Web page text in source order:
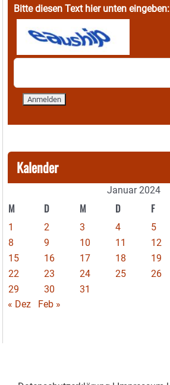
Bitte diesen Text hier unten eingeben:
Kalender
Januar 2024
M D M D F
1 2 3 4 5
8
9 10 11 12
15
16 17 18 19
22
23 24 25 26
29
30
31
« Dez
Feb »